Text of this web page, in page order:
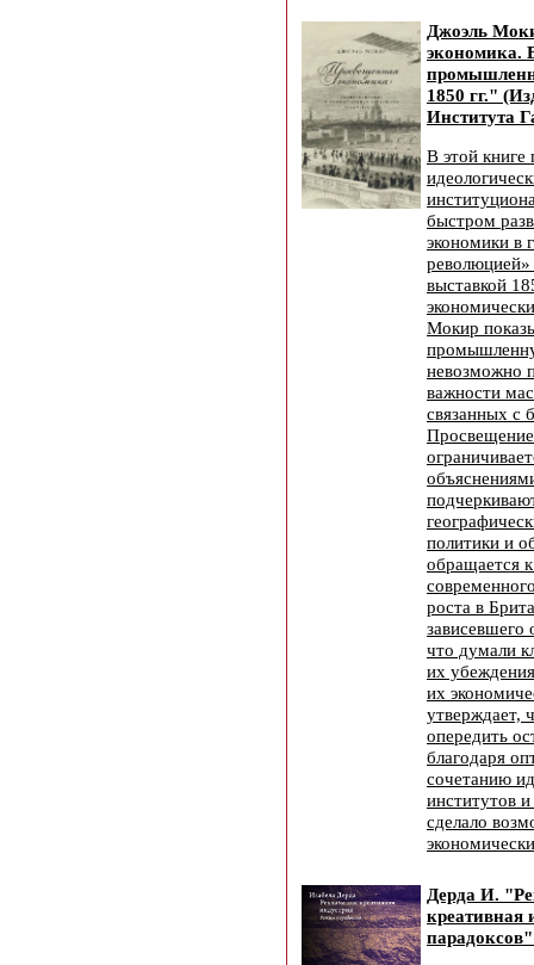
Джоэль
экономика.
1850 гг."
Института
В этой книге
быстром
экономики в
выставкой
Мокир
невозможно
важности
связанных с
политики и
обращается
роста в
зависевшего
что думали
их
их
утверждает,
опередить
благодаря
сочетанию
институтов
сделало
Дерда И.
креативная